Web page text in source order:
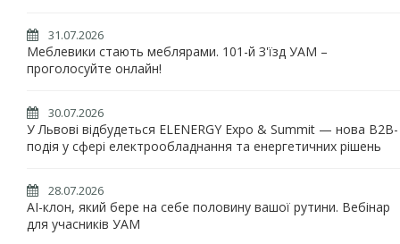
31.07.2026
Меблевики стають меблярами. 101-й З'їзд УАМ –
проголосуйте онлайн!
30.07.2026
У Львові відбудеться ELENERGY Expo & Summit — нова B2B-
подія у сфері електрообладнання та енергетичних рішень
28.07.2026
AI-клон, який бере на себе половину вашої рутини. Вебінар
для учасників УАМ